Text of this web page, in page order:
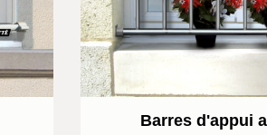
Barres d'appui